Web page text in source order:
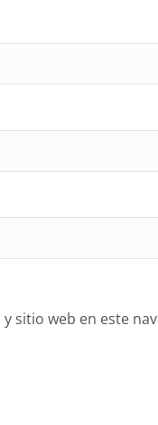
sitio web en este